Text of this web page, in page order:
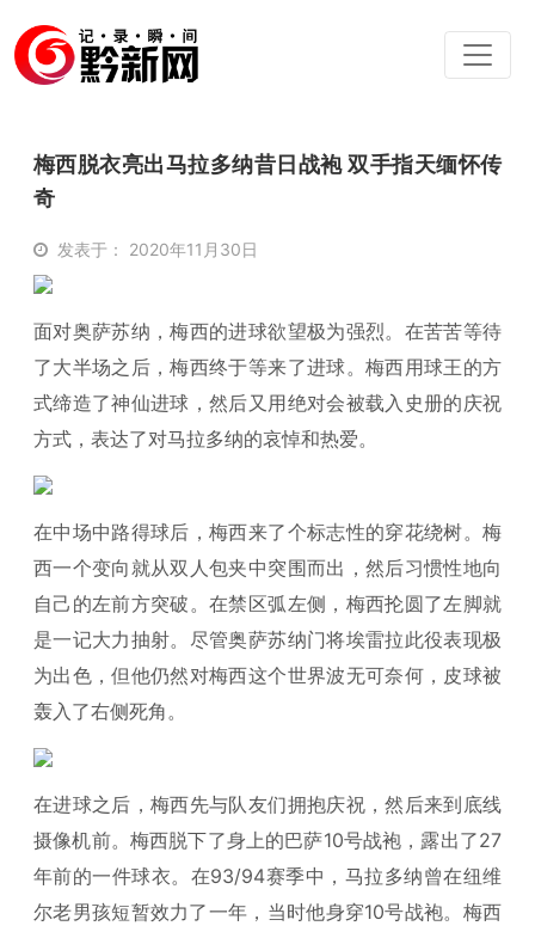
梅西脱衣亮出马拉多纳昔日战袍 双手指天缅怀传
奇
发表于： 2020年11月30日
面对奥萨苏纳，梅西的进球欲望极为强烈。在苦苦等待
了大半场之后，梅西终于等来了进球。梅西用球王的方
式缔造了神仙进球，然后又用绝对会被载入史册的庆祝
方式，表达了对马拉多纳的哀悼和热爱。
在中场中路得球后，梅西来了个标志性的穿花绕树。梅
西一个变向就从双人包夹中突围而出，然后习惯性地向
自己的左前方突破。在禁区弧左侧，梅西抡圆了左脚就
是一记大力抽射。尽管奥萨苏纳门将埃雷拉此役表现极
为出色，但他仍然对梅西这个世界波无可奈何，皮球被
轰入了右侧死角。
在进球之后，梅西先与队友们拥抱庆祝，然后来到底线
摄像机前。梅西脱下了身上的巴萨10号战袍，露出了27
年前的一件球衣。在93/94赛季中，马拉多纳曾在纽维
尔老男孩短暂效力了一年，当时他身穿10号战袍。梅西